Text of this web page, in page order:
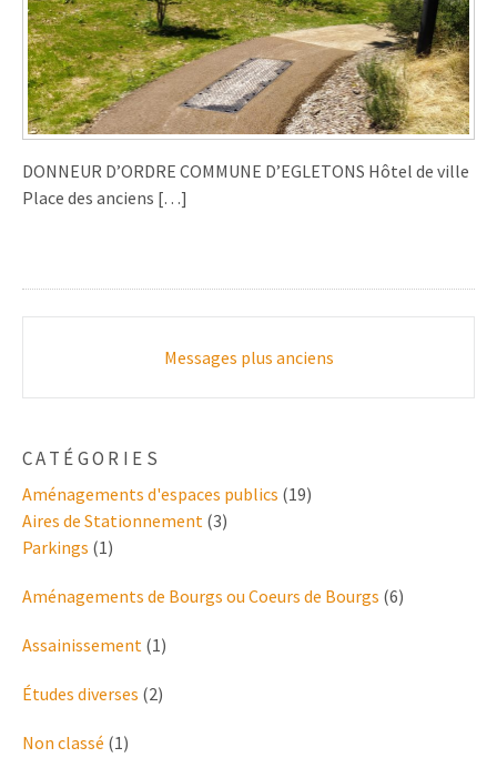
DONNEUR D’ORDRE COMMUNE D’EGLETONS Hôtel de ville
Place des anciens […]
Messages plus anciens
CATÉGORIES
Aménagements d'espaces publics (19)
Aires de Stationnement (3)
Parkings (1)
Aménagements de Bourgs ou Coeurs de Bourgs (6)
Assainissement (1)
Études diverses (2)
Non classé (1)